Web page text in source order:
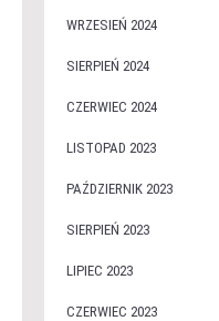
WRZESIEŃ 2024
SIERPIEŃ 2024
CZERWIEC 2024
LISTOPAD 2023
PAŹDZIERNIK 2023
SIERPIEŃ 2023
LIPIEC 2023
CZERWIEC 2023